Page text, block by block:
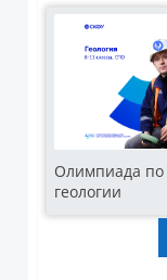
Олимпиада по
геологии